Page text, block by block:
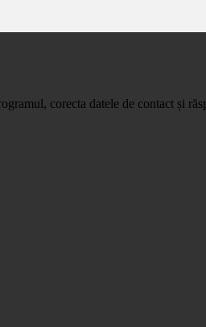
corecta datele de contact și